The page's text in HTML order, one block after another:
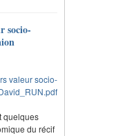
socio-
quelques
du récif